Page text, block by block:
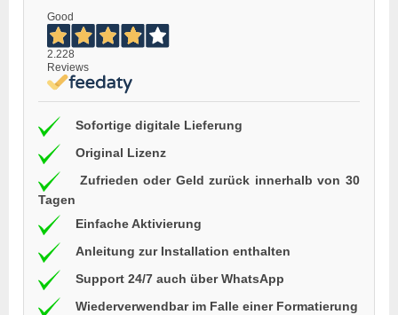
Good
2.228
Reviews
Sofortige digitale Lieferung
Original Lizenz
Zufrieden oder Geld zurück innerhalb von 30
Tagen
Einfache Aktivierung
Anleitung zur Installation enthalten
Support 24/7 auch über WhatsApp
Wiederverwendbar im Falle einer Formatierung